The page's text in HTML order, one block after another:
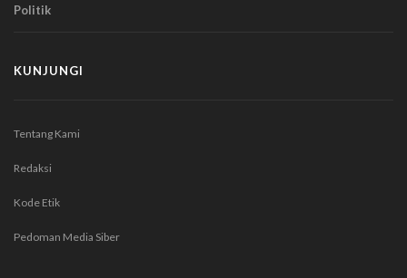
Politik
KUNJUNGI
Tentang Kami
Redaksi
Kode Etik
Pedoman Media Siber